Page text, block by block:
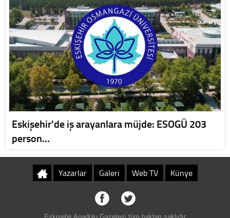
Eskişehir'de iş arayanlara müjde: ESOGÜ 203
person…
Yazarlar Galeri Web TV Künye